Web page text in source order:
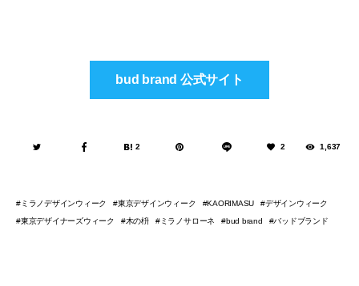
bud brand 公式サイト
2 2 1,637
ミラノデザインウィーク 東京デザインウィーク KAORIMASU
デザインウィーク
東京デザイナーズウィーク
木の枡 ミラノサローネ bud brand バッドブランド